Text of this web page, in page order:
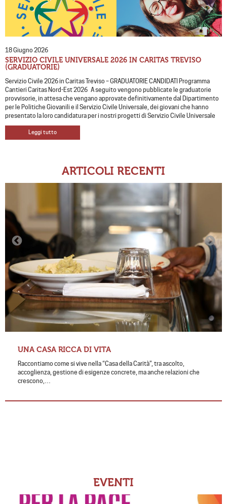
18 Giugno 2026
SERVIZIO CIVILE UNIVERSALE 2026 IN CARITAS TREVISO
(GRADUATORIE)
Servizio Civile 2026 in Caritas Treviso – GRADUATORIE CANDIDATI Programma
Cantieri Caritas Nord-Est 2026 A seguito vengono pubblicate le graduatorie
provvisorie, in attesa che vengano approvate definitivamente dal Dipartimento
per le Politiche Giovanili e il Servizio Civile Universale, dei giovani che hanno
presentato la loro candidatura per i nostri progetti di Servizio Civile Universale
Leggi tutto
ARTICOLI RECENTI
UNA CASA RICCA DI VITA
Raccontiamo come si vive nella “Casa della Carità”, tra ascolto,
accoglienza, gestione di esigenze concrete, ma anche relazioni che
crescono,…
EVENTI